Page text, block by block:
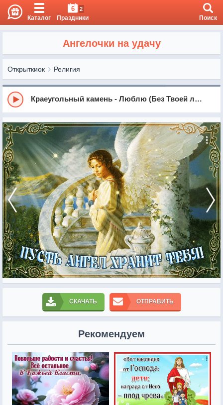
Каталог
6 2
Праздники Поиск
Ангелочки на удачу
Открыткиок Религия
Краеугольный камень - Люблю (Без Твоей любви)
СКАЧАТЬ ОТПРАВИТЬ
Рекомендуем